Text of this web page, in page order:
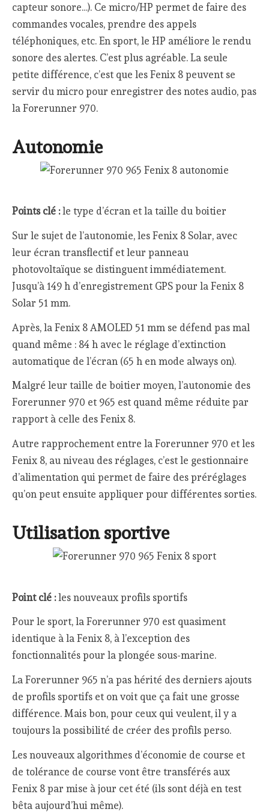
capteur sonore…). Ce micro/HP permet de faire des
commandes vocales, prendre des appels
téléphoniques, etc. En sport, le HP améliore le rendu
sonore des alertes. C’est plus agréable. La seule
petite différence, c’est que les Fenix 8 peuvent se
servir du micro pour enregistrer des notes audio, pas
la Forerunner 970.
Autonomie
Points clé :le type d’écran et la taille du boitier
Sur le sujet de l’autonomie, les Fenix 8 Solar, avec
leur écran transflectif et leur panneau
photovoltaïque se distinguent immédiatement.
Jusqu’à 149 h d’enregistrement GPS pour la Fenix 8
Solar 51 mm.
Après, la Fenix 8 AMOLED 51 mm se défend pas mal
quand même : 84 h avec le réglage d’extinction
automatique de l’écran (65 h en mode always on).
Malgré leur taille de boitier moyen, l’autonomie des
Forerunner 970 et 965 est quand même réduite par
rapport à celle des Fenix 8.
Autre rapprochement entre la Forerunner 970 et les
Fenix 8, au niveau des réglages, c’est le gestionnaire
d’alimentation qui permet de faire des préréglages
qu’on peut ensuite appliquer pour différentes sorties.
Utilisation sportive
Point clé :les nouveaux profils sportifs
Pour le sport, la Forerunner 970 est quasiment
identique à la Fenix 8, à l’exception des
fonctionnalités pour la plongée sous-marine.
La Forerunner 965 n’a pas hérité des derniers ajouts
de profils sportifs et on voit que ça fait une grosse
différence. Mais bon, pour ceux qui veulent, il y a
toujours la possibilité de créer des profils perso.
Les nouveaux algorithmes d’économie de course et
de tolérance de course vont être transférés aux
Fenix 8 par mise à jour cet été (ils sont déjà en test
bêta aujourd’hui même).